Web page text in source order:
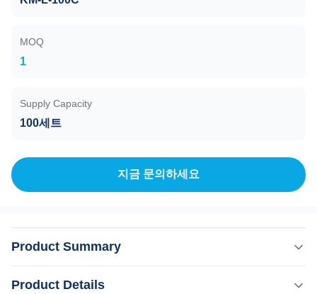
MOQ
1
Supply Capacity
100세트
지금 문의하세요
Product Summary
Product Details